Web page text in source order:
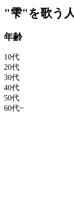
"雫"を歌う
年齢
10代
20代
30代
40代
50代
60代~